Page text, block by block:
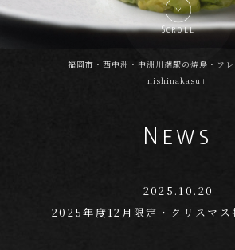
福岡市・西中洲・中洲川端駅の焼鳥・フ
nishinakasu」
Scroll
News
2025.10.20
2025年度12月限定・クリスマス